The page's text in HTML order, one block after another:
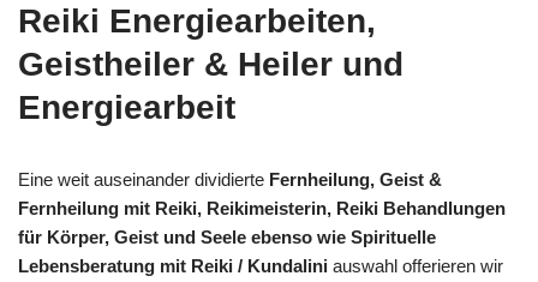
Reiki Energiearbeiten,
Geistheiler & Heiler und
Energiearbeit
Eine weit auseinander dividierte Fernheilung, Geist &
Fernheilung mit Reiki, Reikimeisterin, Reiki Behandlungen
für Körper, Geist und Seele ebenso wie Spirituelle
Lebensberatung mit Reiki / Kundalini auswahl offerieren wir